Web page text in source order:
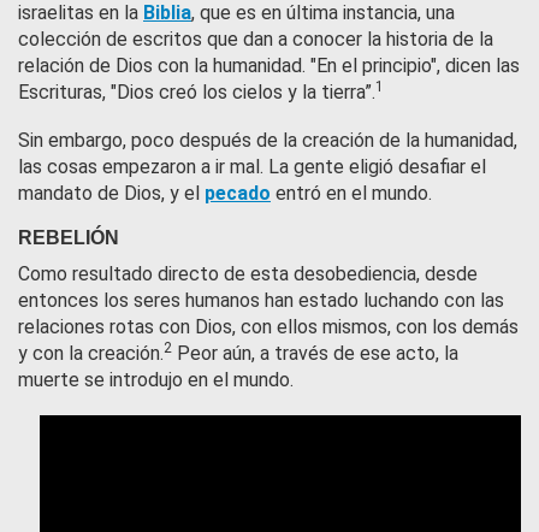
israelitas en la Biblia, que es en última instancia, una
colección de escritos que dan a conocer la historia de la
relación de Dios con la humanidad. "En el principio", dicen las
Escrituras, "Dios creó los cielos y la tierra”.1
Sin embargo, poco después de la creación de la humanidad,
las cosas empezaron a ir mal. La gente eligió desafiar el
mandato de Dios, y el pecado entró en el mundo.
REBELIÓN
Como resultado directo de esta desobediencia, desde
entonces los seres humanos han estado luchando con las
relaciones rotas con Dios, con ellos mismos, con los demás
y con la creación.2 Peor aún, a través de ese acto, la
muerte se introdujo en el mundo.